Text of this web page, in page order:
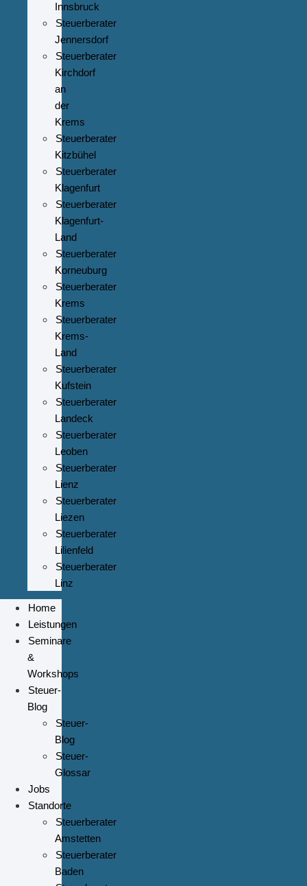
Innsbruck
Steuerberater
Jennersdorf
Steuerberater
Kirchdorf
an
der
Krems
Steuerberater
Kitzbühel
Steuerberater
Klagenfurt
Steuerberater
Klagenfurt-
Land
Steuerberater
Korneuburg
Steuerberater
Krems
Steuerberater
Krems-
Land
Steuerberater
Kufstein
Steuerberater
Landeck
Steuerberater
Leoben
Steuerberater
Lienz
Steuerberater
Liezen
Steuerberater
Lilienfeld
Steuerberater
Linz
Home
Leistungen
Seminare
&
Workshops
Steuer-
Blog
Steuer-
Blog
Steuer-
Glossar
Jobs
Standorte
Steuerberater
Amstetten
Steuerberater
Baden